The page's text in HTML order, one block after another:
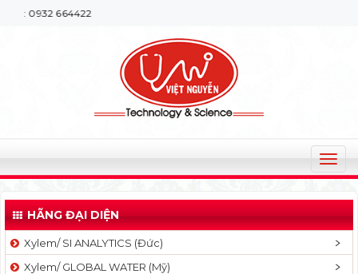
T
o
g
l
HÃNG ĐẠI DIỆN
Xylem/ SI ANALYTICS (Đức)
Xylem/ GLOBAL WATER (Mỹ)